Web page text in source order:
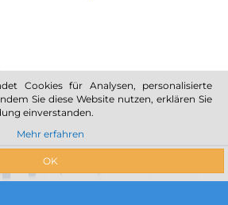
Cookies für Analysen, personalisierte
Sie diese Website nutzen, erklären Sie
einverstanden.
Mehr erfahren
OK